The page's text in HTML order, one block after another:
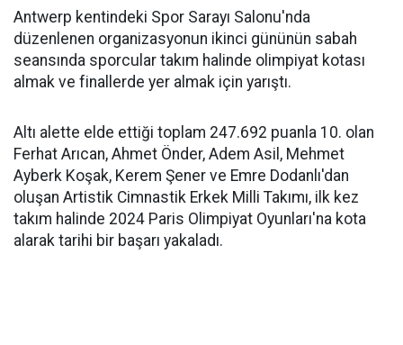
Antwerp kentindeki Spor Sarayı Salonu'nda
düzenlenen organizasyonun ikinci gününün sabah
seansında sporcular takım halinde olimpiyat kotası
almak ve finallerde yer almak için yarıştı.
Altı alette elde ettiği toplam 247.692 puanla 10. olan
Ferhat Arıcan, Ahmet Önder, Adem Asil, Mehmet
Ayberk Koşak, Kerem Şener ve Emre Dodanlı'dan
oluşan Artistik Cimnastik Erkek Milli Takımı, ilk kez
takım halinde 2024 Paris Olimpiyat Oyunları'na kota
alarak tarihi bir başarı yakaladı.